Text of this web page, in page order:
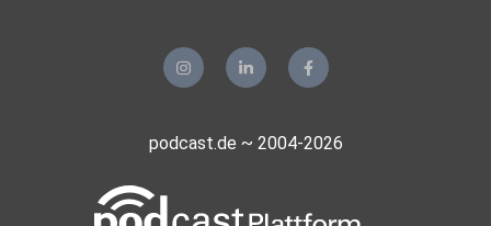
podcast.de ~ 2004-2026